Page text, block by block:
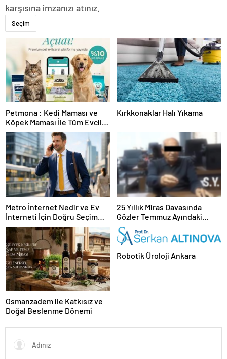
karşısına imzanızı atınız.
Seçim
Petmona : Kedi Maması ve
Köpek Maması İle Tüm Evcil
Hayvan Ürünleri
Kırkkonaklar Halı Yıkama
Metro İnternet Nedir ve Ev
İnterneti İçin Doğru Seçim
Nasıl Yapılır
25 Yıllık Miras Davasında
Gözler Temmuz Ayındaki
Karar Duruşmasına Çevrildi
Osmanzadem ile Katkısız ve
Doğal Beslenme Dönemi
Robotik Üroloji Ankara